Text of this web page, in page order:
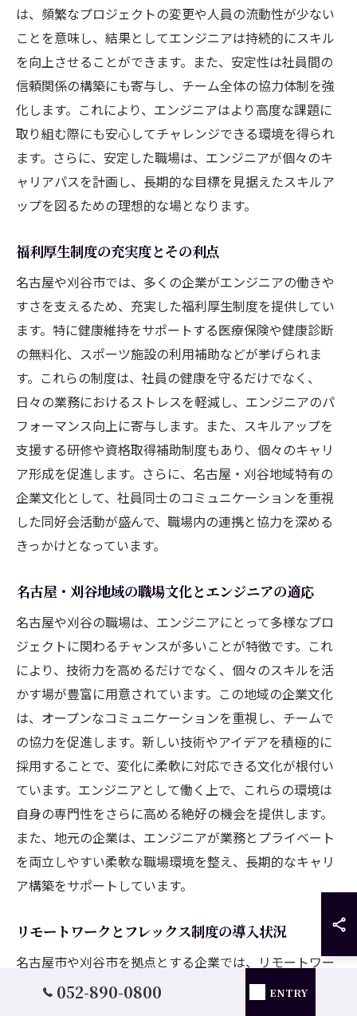
は、頻繁なプロジェクトの変更や人員の流動性が少ない
ことを意味し、結果としてエンジニアは持続的にスキル
を向上させることができます。また、安定性は社員間の
信頼関係の構築にも寄与し、チーム全体の協力体制を強
化します。これにより、エンジニアはより高度な課題に
取り組む際にも安心してチャレンジできる環境を得られ
ます。さらに、安定した職場は、エンジニアが個々のキ
ャリアパスを計画し、長期的な目標を見据えたスキルア
ップを図るための理想的な場となります。
福利厚生制度の充実度とその利点
名古屋や刈谷市では、多くの企業がエンジニアの働きや
すさを支えるため、充実した福利厚生制度を提供してい
ます。特に健康維持をサポートする医療保険や健康診断
の無料化、スポーツ施設の利用補助などが挙げられま
す。これらの制度は、社員の健康を守るだけでなく、
日々の業務におけるストレスを軽減し、エンジニアのパ
フォーマンス向上に寄与します。また、スキルアップを
支援する研修や資格取得補助制度もあり、個々のキャリ
ア形成を促進します。さらに、名古屋・刈谷地域特有の
企業文化として、社員同士のコミュニケーションを重視
した同好会活動が盛んで、職場内の連携と協力を深める
きっかけとなっています。
名古屋・刈谷地域の職場文化とエンジニアの適応
名古屋や刈谷の職場は、エンジニアにとって多様なプロ
ジェクトに関わるチャンスが多いことが特徴です。これ
により、技術力を高めるだけでなく、個々のスキルを活
かす場が豊富に用意されています。この地域の企業文化
は、オープンなコミュニケーションを重視し、チームで
の協力を促進します。新しい技術やアイデアを積極的に
採用することで、変化に柔軟に対応できる文化が根付い
ています。エンジニアとして働く上で、これらの環境は
自身の専門性をさらに高める絶好の機会を提供します。
また、地元の企業は、エンジニアが業務とプライベート
を両立しやすい柔軟な職場環境を整え、長期的なキャリ
ア構築をサポートしています。
リモートワークとフレックス制度の導入状況
名古屋市や刈谷市を拠点とする企業では、リモートワー
クやフレックス制度の導入が進んでいます。特にエンジ
052-890-0800 ENTRY